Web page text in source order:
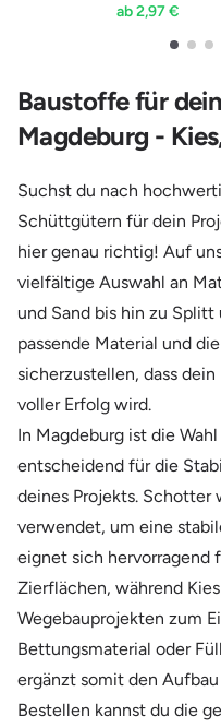
ab 2,97 €
Baustoffe für
Magdeburg -
Suchst du nach
Schüttgütern für dein
hier genau richtig! Auf
vielfältige Auswahl an
und Sand bis hin zu
passende Material und
sicherzustellen, dass
voller Erfolg wird.
In Magdeburg ist die
entscheidend für die
deines Projekts. Schotter
verwendet, um eine
eignet sich hervorragend
Zierflächen, während
Wegebauprojekten zum
Bettungsmaterial oder
ergänzt somit den
Bestellen kannst du die